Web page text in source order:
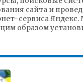
России смогут
в цифровом
сайта и
сервиса Яндекс.
образом